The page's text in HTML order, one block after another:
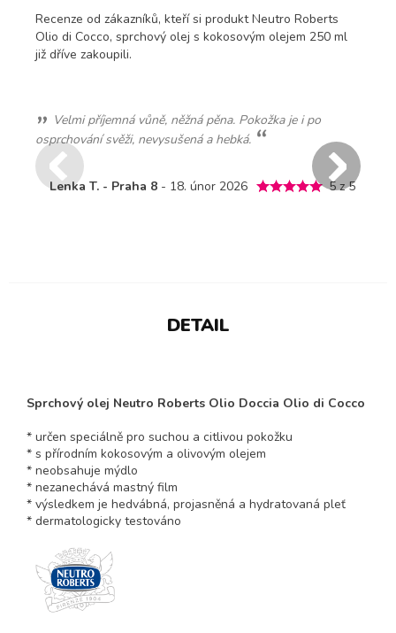
Recenze od zákazníků, kteří si produkt Neutro Roberts
Olio di Cocco, sprchový olej s kokosovým olejem 250 ml
již dříve zakoupili.
pěna. Pokožka je i po
a hebká.
5 z 5
2026
Velmi příjemný olej, krásně voní
Jaroslava H. - Zeleneč
DETAIL
Sprchový olej Neutro Roberts Olio Doccia Olio di Cocco
* určen speciálně pro suchou a citlivou pokožku
* s přírodním kokosovým a olivovým olejem
* neobsahuje mýdlo
* nezanechává mastný film
* výsledkem je hedvábná, projasněná a hydratovaná pleť
* dermatologicky testováno